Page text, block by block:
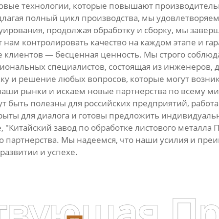
технологии, которые повышают
полный цикл производства, мы
продолжая обработку и сборку, мы
контролировать качество на каждом этапе и
— бесценная ценность. Мы строго
специалистов, состоящая из инженеров,
и решение любых вопросов, которые могут
рынки и искаем новые партнерства по всему
быть полезны для российских предприятий,
для диалога и готовы предложить
завод по обработке листового
партнерства. Мы надеемся, что наши усилия и
и успехе.